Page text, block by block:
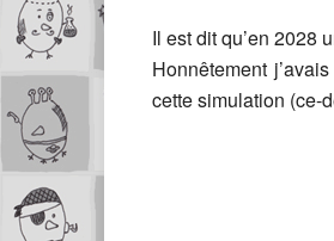
Il est dit qu’en 2028
Honnêtement
cette simulation (ce-